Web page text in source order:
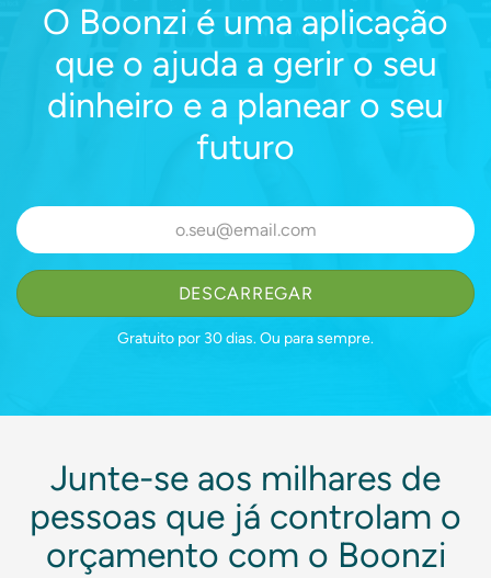
O Boonzi é uma aplicação
que o ajuda a gerir o seu
dinheiro e a planear o seu
futuro
DESCARREGAR
Gratuito por 30 dias.Ou para sempre.
Junte-se aos milhares de
pessoas que já controlam o
orçamento com o Boonzi